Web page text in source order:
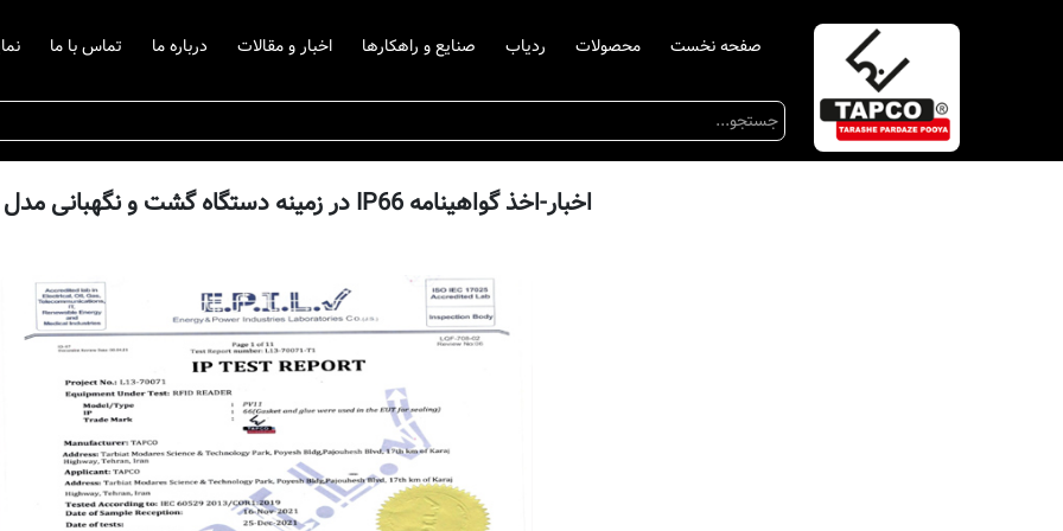
صفحه نخست محصولات ردیاب صنایع و راهکارها اخبار و مقالات درباره ما تماس با ما
اخبار-اخذ گواهینامه IP66 در زمینه دستگاه گشت و نگهبانی مدل PV11